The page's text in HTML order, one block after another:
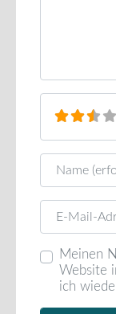
Name
E-Mail
Meinen
Website
ich